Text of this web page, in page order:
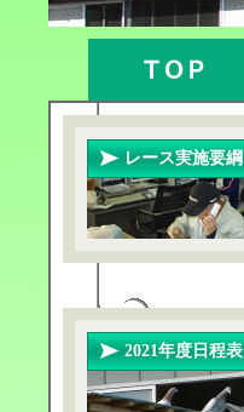
レース実施要綱
2021年度日程表